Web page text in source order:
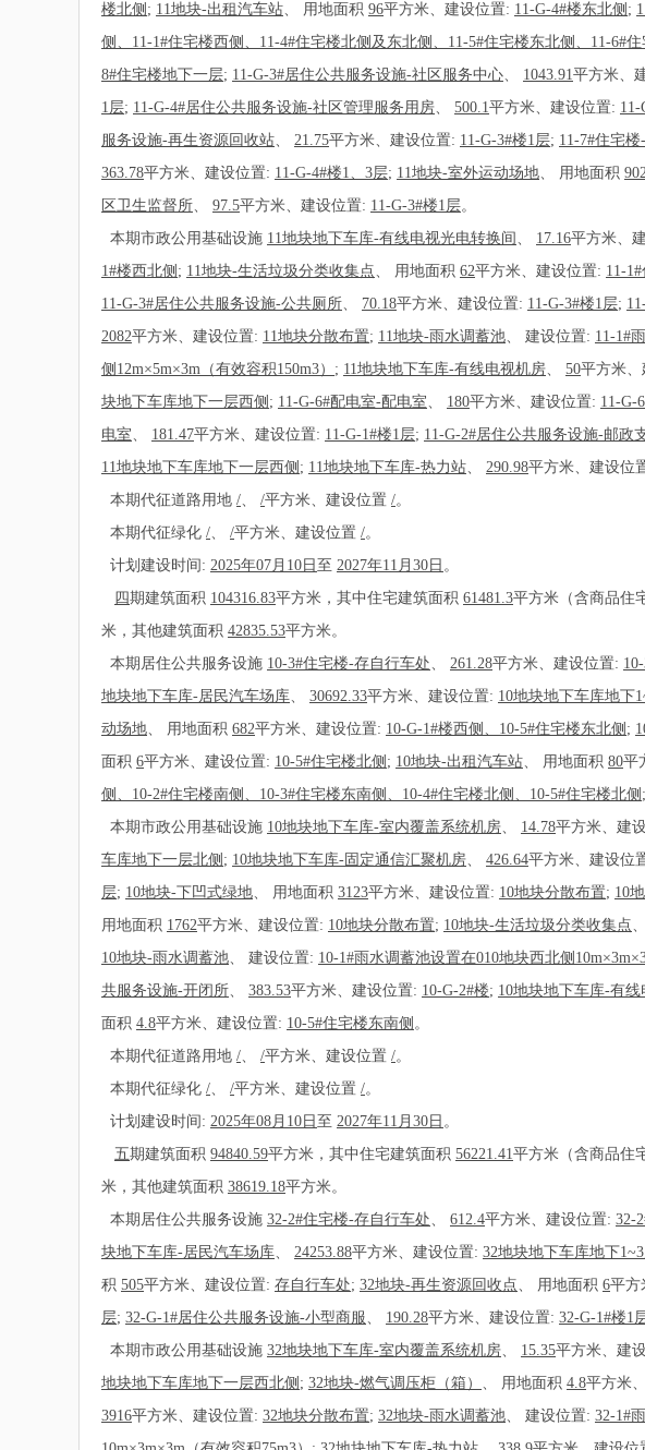
楼北侧 ; 11地块-出租汽车站、 用地面积 96平方米、建设位置: 11-G-4#楼东北侧 ;
侧、11-1#住宅楼西侧、11-4#住宅楼北侧及东北侧、11-5#住宅楼东北侧、11-6#
8#住宅楼地下一层; 11-G-3#居住公共服务设施-社区服务中心、 1043.91平方米、
1层; 11-G-4#居住公共服务设施-社区管理服务用房、 500.1平方米、建设位置: 11-
服务设施-再生资源回收站、 21.75平方米、建设位置: 11-G-3#楼1层; 11-7#住宅
363.78平方米、建设位置: 11-G-4#楼1、3层; 11地块-室外运动场地、 用地面积
区卫生监督所、 97.5平方米、建设位置: 11-G-3#楼1层。
本期市政公用基础设施 11地块地下车库-有线电视光电转换间 、 17.16平方米、
1#楼西北侧 ; 11地块-生活垃圾分类收集点、 用地面积 62平方米、建设位置: 11-
11-G-3#居住公共服务设施-公共厕所、 70.18平方米、建设位置: 11-G-3#楼1层;
2082平方米、建设位置: 11地块分散布置; 11地块-雨水调蓄池、 建设位置: 11-1#
侧12m×5m×3m（有效容积150m3） ; 11地块地下车库-有线电视机房、 50平方米、
块地下车库地下一层西侧 ; 11-G-6#配电室-配电室、 180平方米、建设位置: 11-G-
电室、 181.47平方米、建设位置: 11-G-1#楼1层; 11-G-2#居住公共服务设施-邮政
11地块地下车库地下一层西侧 ; 11地块地下车库-热力站、 290.98平方米、建设位
本期代征道路用地 /、 /平方米、建设位置 /。
本期代征绿化 /、 /平方米、建设位置 /。
计划建设时间: 2025年07月10日 至 2027年11月30日 。
四期建筑面积 104316.83平方米，其中住宅建筑面积 61481.3平方米（含商品住
米，其他建筑面积 42835.53平方米。
本期居住公共服务设施 10-3#住宅楼-存自行车处、 261.28平方米、建设位置:
地块地下车库-居民汽车场库、 30692.33平方米、建设位置: 10地块地下车库地下
动场地、 用地面积 682平方米、建设位置: 10-G-1#楼西侧、10-5#住宅楼东北侧 ;
面积 6平方米、建设位置: 10-5#住宅楼北侧 ; 10地块-出租汽车站、 用地面积 80平
侧、10-2#住宅楼南侧、10-3#住宅楼东南侧、10-4#住宅楼北侧、10-5#住宅楼北侧 ;
本期市政公用基础设施 10地块地下车库-室内覆盖系统机房、 14.78平方米、建
车库地下一层北侧 ; 10地块地下车库-固定通信汇聚机房、 426.64平方米、建设位
层; 10地块-下凹式绿地、 用地面积 3123平方米、建设位置: 10地块分散布置; 10
用地面积 1762平方米、建设位置: 10地块分散布置; 10地块-生活垃圾分类收集点、
10地块-雨水调蓄池、 建设位置: 10-1#雨水调蓄池设置在010地块西北侧
共服务设施-开闭所、 383.53平方米、建设位置: 10-G-2#楼; 10地块地下车库-有
面积 4.8平方米、建设位置: 10-5#住宅楼东南侧 。
本期代征道路用地 /、 /平方米、建设位置 /。
本期代征绿化 /、 /平方米、建设位置 /。
计划建设时间: 2025年08月10日 至 2027年11月30日 。
五期建筑面积 94840.59平方米，其中住宅建筑面积 56221.41平方米（含商品住
米，其他建筑面积 38619.18平方米。
本期居住公共服务设施 32-2#住宅楼-存自行车处、 612.4平方米、建设位置: 32-
块地下车库-居民汽车场库、 24253.88平方米、建设位置: 32地块地下车库地下
积 505平方米、建设位置: 存自行车处; 32地块-再生资源回收点、 用地面积 6平方
层; 32-G-1#居住公共服务设施-小型商服、 190.28平方米、建设位置: 32-G-1#楼1
本期市政公用基础设施 32地块地下车库-室内覆盖系统机房、 15.35平方米、建
地块地下车库地下一层西北侧 ; 32地块-燃气调压柜（箱） 、 用地面积 4.8平方米
3916平方米、建设位置: 32地块分散布置; 32地块-雨水调蓄池、 建设位置: 32-1#